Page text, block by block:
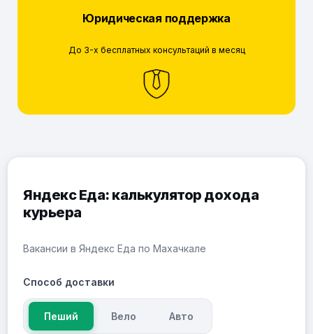
Юридическая поддержка
До 3-х бесплатных консультаций в месяц
Яндекс Еда: калькулятор дохода
курьера
Вакансии в Яндекс Еда по Махачкале
Способ доставки
Пеший Вело Авто